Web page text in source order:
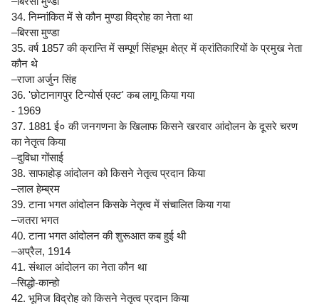
34. निम्नांकित में से कौन मुण्डा विद्रोह का नेता था
–बिरसा मुण्डा
35. वर्ष 1857 की क्रान्ति में सम्पूर्ण सिंहभूम क्षेत्र में क्रांतिकारियों के प्रमुख नेता
कौन थे
–राजा अर्जुन सिंह
36. 'छोटानागपुर टिन्योर्स एक्ट' कब लागू किया गया
- 1969
37. 1881 ई० की जनगणना के खिलाफ किसने खरवार आंदोलन के दूसरे चरण
का नेतृत्व किया
–दुविधा गोंसाई
38. साफाहोड़ आंदोलन को किसने नेतृत्व प्रदान किया
–लाल हेम्ब्रम
39. टाना भगत आंदोलन किसके नेतृत्व में संचालित किया गया
–जतरा भगत
40. टाना भगत आंदोलन की शुरूआत कब हुई थी
–अप्रैल, 1914
41. संथाल आंदोलन का नेता कौन था
–सिद्धो-कान्हो
42. भूमिज विद्रोह को किसने नेतृत्व प्रदान किया